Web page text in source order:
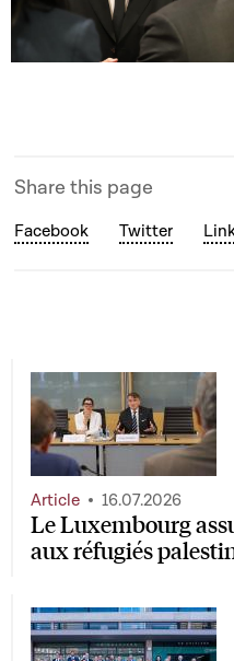
Open image in gallery
Share this page
Facebook Twitter
Le Luxembourg
aux réfugiés
Article 16.07.2026